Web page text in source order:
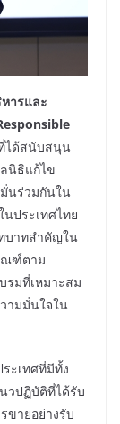
ารและ
ได้สนับสนุน
นิธิแก้ไข
นร่วมกันใน
ประเทศไทย
บาทสำคัญใน
ณฑ์ตาม
รมที่เหมาะสม
ามมั่นใจใน
ะเทศที่มีทั้ง
วปฏิบัติที่ได้รับ
ขายอย่างรับ